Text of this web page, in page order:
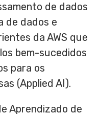
de dados
de dados e
da AWS que
bem-sucedidos
para os
(Applied AI).
Aprendizado de